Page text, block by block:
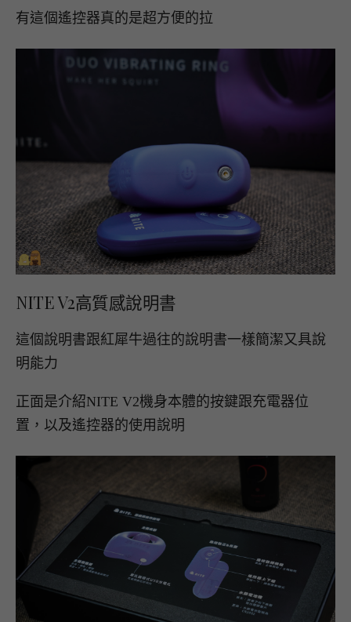
有這個遙控器真的是超方便的拉
NITE V2高質感說明書
這個說明書跟紅犀牛過往的說明書一樣簡潔又具說
明能力
正面是介紹NITE V2機身本體的按鍵跟充電器位
置，以及遙控器的使用說明